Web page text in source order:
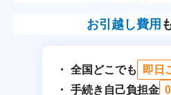
お引越し費用
全国どこでも
即日
手続き自己負担金